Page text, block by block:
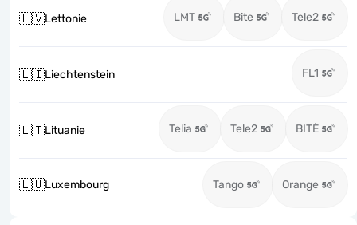
🇱🇻Lettonie LMT Bite Tele2
🇱🇮Liechtenstein FL1
🇱🇹Lituanie Telia Tele2 BITĖ
🇱🇺Luxembourg Tango Orange